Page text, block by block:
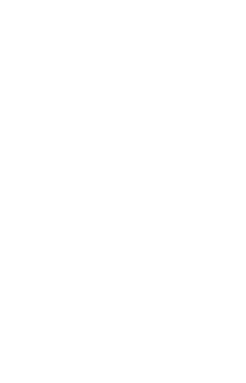
軽にどうぞ）